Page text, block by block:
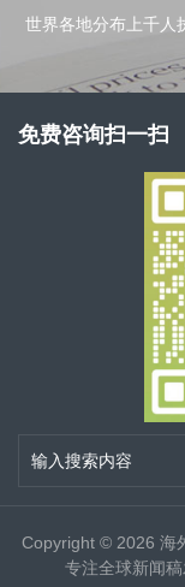
世界各地分布上千人
免费咨询扫一扫
Copyright © 2026 海
专注全球新闻